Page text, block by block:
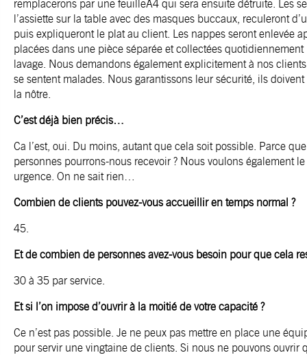
remplacerons par une feuilleA4 qui sera ensuite détruite. Les
l’assiette sur la table avec des masques buccaux, reculeront
puis expliqueront le plat au client. Les nappes seront enlevée
placées dans une pièce séparée et collectées quotidiennement
lavage. Nous demandons également explicitement à nos
se sentent malades. Nous garantissons leur sécurité, ils
la nôtre.
C’est déjà bien précis…
Ca l’est, oui. Du moins, autant que cela soit possible. Parce
personnes pourrons-nous recevoir ? Nous voulons également
urgence. On ne sait rien…
Combien de clients pouvez-vous accueillir en temps normal ?
45.
Et de combien de personnes avez-vous besoin pour que cela
30 à 35 par service.
Et si l’on impose d’ouvrir à la moitié de votre capacité ?
Ce n’est pas possible. Je ne peux pas mettre en place une
pour servir une vingtaine de clients. Si nous ne pouvons ouvrir